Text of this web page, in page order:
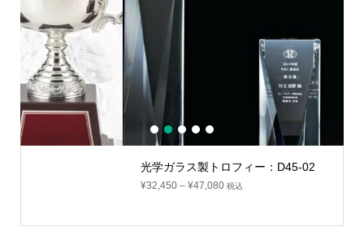
光学ガラス製トロフィー：D45-02
1 2 3 4 5